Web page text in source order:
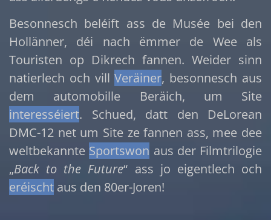
Besonnesch beléift ass de Musée bei den
Hollänner, déi nach ëmmer de Wee als
Touristen op Dikrech fannen. Weider sinn
natierlech och villVeräiner, besonnesch aus
dem automobille Beräich, um Site
interesséiert. Schued, datt den DeLorean
DMC-12 net um Site ze fannen ass, mee dee
weltbekannte Sportswon aus der Filmtrilogie
„Back to the Future“ ass jo eigentlech och
eréischt aus den 80er-Joren!